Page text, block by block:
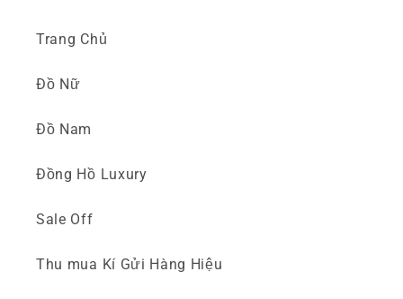
Trang Chủ
Đồ Nữ
Đồ Nam
Đồng Hồ Luxury
Sale Off
Thu mua Kí Gửi Hàng Hiệu